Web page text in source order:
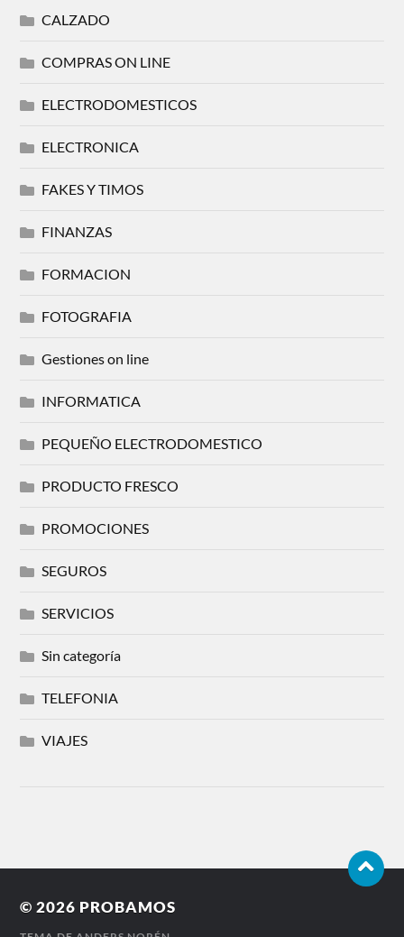
CALZADO
COMPRAS ON LINE
ELECTRODOMESTICOS
ELECTRONICA
FAKES Y TIMOS
FINANZAS
FORMACION
FOTOGRAFIA
Gestiones on line
INFORMATICA
PEQUEÑO ELECTRODOMESTICO
PRODUCTO FRESCO
PROMOCIONES
SEGUROS
SERVICIOS
Sin categoría
TELEFONIA
VIAJES
© 2026 PROBAMOS